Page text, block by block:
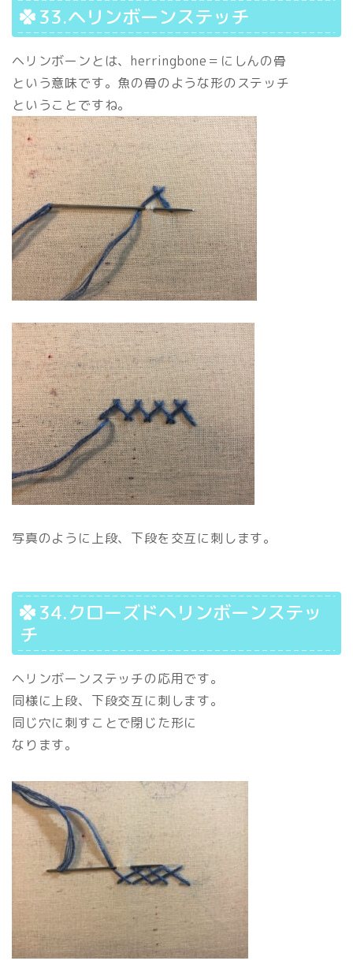
33.ヘリンボーンステッチ
ヘリンボーンとは、herringbone＝にしんの骨
という意味です。魚の骨のような形のステッチ
ということですね。
写真のように上段、下段を交互に刺します。
34.クローズドヘリンボーンステッ
チ
ヘリンボーンステッチの応用です。
同様に上段、下段交互に刺します。
同じ穴に刺すことで閉じた形に
なります。